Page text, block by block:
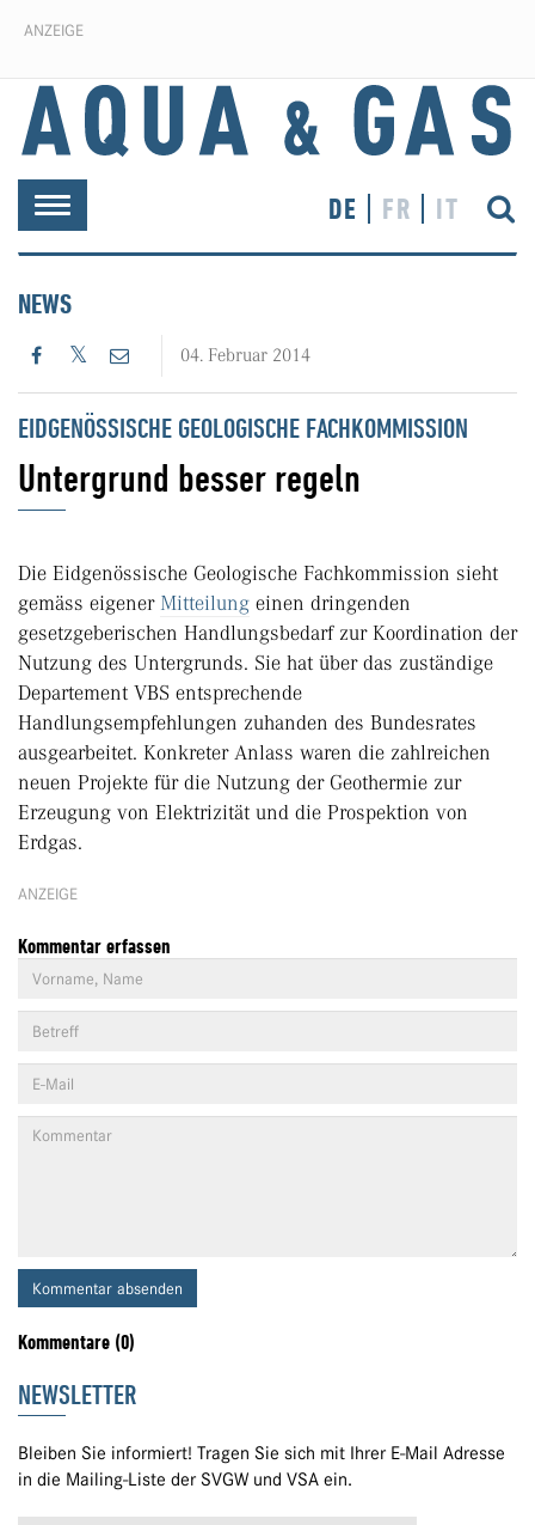
ANZEIGE
Toggle
navigation
DE FR IT
NEWS
04. Februar 2014
EIDGENÖSSISCHE GEOLOGISCHE FACHKOMMISSION
Untergrund besser regeln
Die Eidgenössische Geologische Fachkommission sieht
gemäss eigener Mitteilung einen dringenden
gesetzgeberischen Handlungsbedarf zur Koordination der
Nutzung des Untergrunds. Sie hat über das zuständige
Departement VBS entsprechende
Handlungsempfehlungen zuhanden des Bundesrates
ausgearbeitet. Konkreter Anlass waren die zahlreichen
neuen Projekte für die Nutzung der Geothermie zur
Erzeugung von Elektrizität und die Prospektion von
Erdgas.
ANZEIGE
Kommentar erfassen
Kommentar absenden
Kommentare (0)
NEWSLETTER
Bleiben Sie informiert! Tragen Sie sich mit Ihrer E-Mail Adresse
in die Mailing-Liste der SVGW und VSA ein.